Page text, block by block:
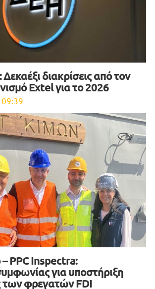
διακρίσεις από τον
Extel για το 2026
PPC Inspectra:
για υποστήριξη
των φρεγατών FDI